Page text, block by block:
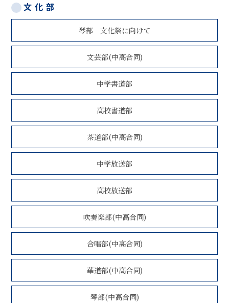
文化部
琴部 文化祭に向けて
文芸部(中高合同)
中学書道部
高校書道部
茶道部(中高合同)
中学放送部
高校放送部
吹奏楽部(中高合同)
合唱部(中高合同)
華道部(中高合同)
琴部(中高合同)